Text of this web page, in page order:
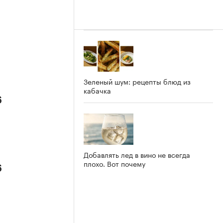
Зеленый шум: рецепты блюд из
кабачка
Добавлять лед в вино не всегда
плохо. Вот почему